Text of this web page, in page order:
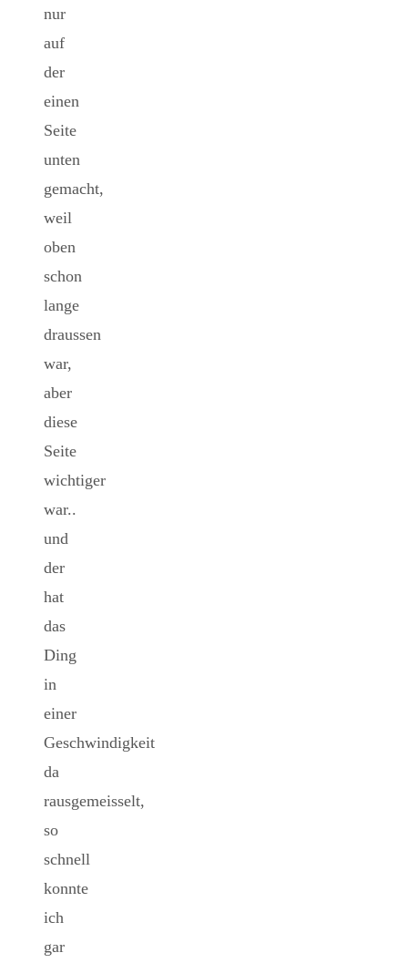
nur
auf
der
einen
Seite
unten
gemacht,
weil
oben
schon
lange
draussen
war,
aber
diese
Seite
wichtiger
war..
und
der
hat
das
Ding
in
einer
Geschwindigkeit
da
rausgemeisselt,
so
schnell
konnte
ich
gar